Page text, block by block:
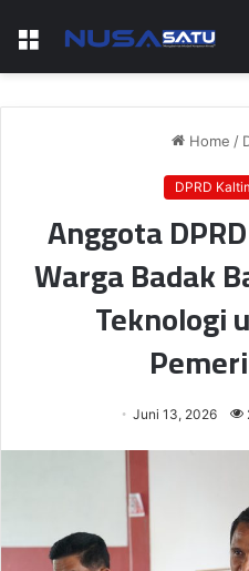
Menu
Home /
DPRD
Anggota
Warga Badak
Teknologi
Juni 13, 2026